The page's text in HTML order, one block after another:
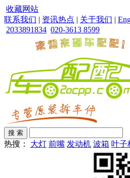
收藏网站
联系我们 | 资讯热点 | 关于我们 |
2033891834 020-3613 8599
热搜： 大灯 前嘴 发动机 波箱 叶子